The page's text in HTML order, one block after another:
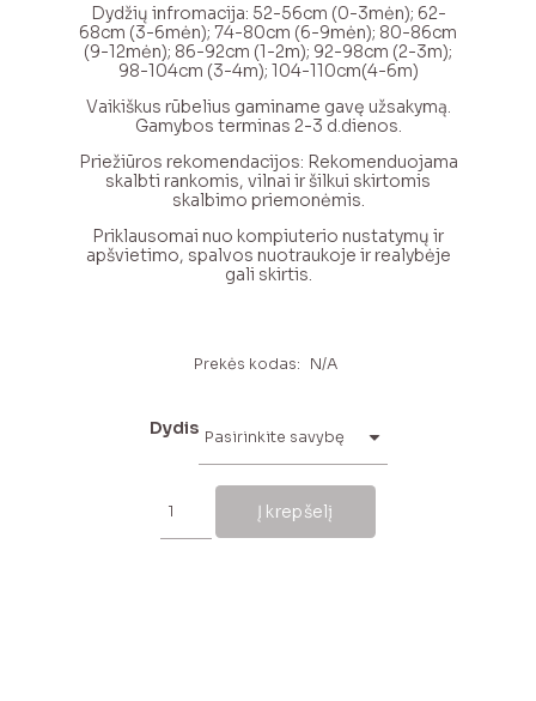
Dydžių infromacija: 52-56cm (0-3mėn); 62-
68cm (3-6mėn); 74-80cm (6-9mėn); 80-86cm
(9-12mėn); 86-92cm (1-2m); 92-98cm (2-3m);
98-104cm (3-4m); 104-110cm(4-6m)
Vaikiškus rūbelius gaminame gavę užsakymą.
Gamybos terminas 2-3 d.dienos.
Priežiūros rekomendacijos: Rekomenduojama
skalbti rankomis, vilnai ir šilkui skirtomis
skalbimo priemonėmis.
Priklausomai nuo kompiuterio nustatymų ir
apšvietimo, spalvos nuotraukoje ir realybėje
gali skirtis.
Prekės kodas: N/A
Dydis
produkto
kiekis:
Rožinis
Į krepšelį